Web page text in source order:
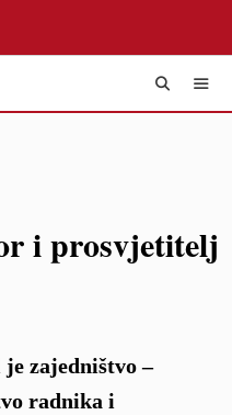
i prosvjetitelj
zajedništvo –
radnika i